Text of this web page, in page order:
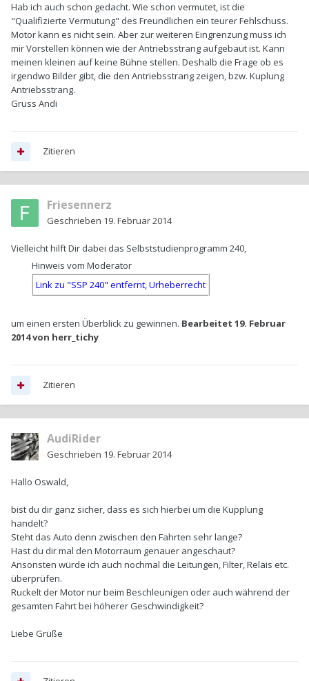
Hab ich auch schon gedacht. Wie schon vermutet, ist die
"Qualifizierte Vermutung" des Freundlichen ein teurer Fehlschuss.
Motor kann es nicht sein. Aber zur weiteren Eingrenzung muss ich
mir Vorstellen können wie der Antriebsstrang aufgebaut ist. Kann
meinen kleinen auf keine Bühne stellen. Deshalb die Frage ob es
irgendwo Bilder gibt, die den Antriebsstrang zeigen, bzw. Kuplung
Antriebsstrang.
Gruss Andi
Zitieren
Friesennerz
Geschrieben 19. Februar 2014
Vielleicht hilft Dir dabei das Selbststudienprogramm 240,
Hinweis vom Moderator
Link zu "SSP 240" entfernt, Urheberrecht
um einen ersten Überblick zu gewinnen. Bearbeitet 19. Februar
2014von herr_tichy
Zitieren
AudiRider
Geschrieben 19. Februar 2014
Hallo Oswald,
bist du dir ganz sicher, dass es sich hierbei um die Kupplung
handelt?
Steht das Auto denn zwischen den Fahrten sehr lange?
Hast du dir mal den Motorraum genauer angeschaut?
Ansonsten würde ich auch nochmal die Leitungen, Filter, Relais etc.
überprüfen.
Ruckelt der Motor nur beim Beschleunigen oder auch während der
gesamten Fahrt bei höherer Geschwindigkeit?
Liebe Grüße